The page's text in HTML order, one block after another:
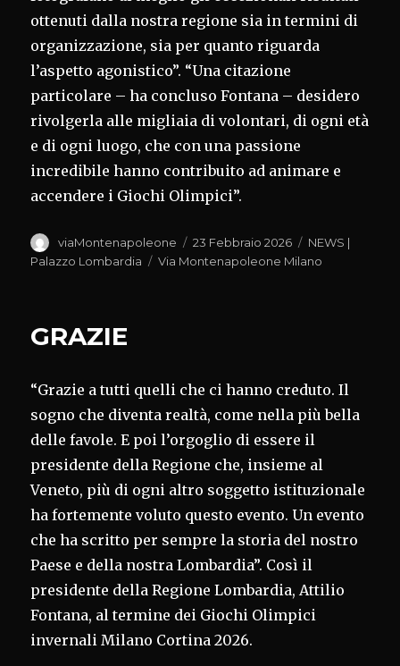
ottenuti dalla nostra regione sia in termini di
organizzazione, sia per quanto riguarda
l’aspetto agonistico”. “Una citazione
particolare – ha concluso Fontana – desidero
rivolgerla alle migliaia di volontari, di ogni età
e di ogni luogo, che con una passione
incredibile hanno contribuito ad animare e
accendere i Giochi Olimpici”.
Autore
viaMontenapoleone
Pubblicato
il
23 Febbraio 2026 Categorie
NEWS |
Palazzo Lombardia
Tag
Via Montenapoleone Milano
GRAZIE
“Grazie a tutti quelli che ci hanno creduto. Il
sogno che diventa realtà, come nella più bella
delle favole. E poi l’orgoglio di essere il
presidente della Regione che, insieme al
Veneto, più di ogni altro soggetto istituzionale
ha fortemente voluto questo evento. Un evento
che ha scritto per sempre la storia del nostro
Paese e della nostra Lombardia”. Così il
presidente della Regione Lombardia, Attilio
Fontana, al termine dei Giochi Olimpici
invernali Milano Cortina 2026.